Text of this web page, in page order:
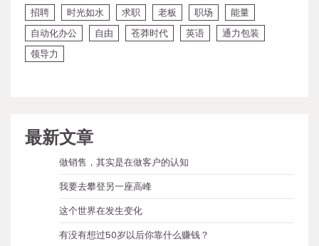
招聘
时光如水 求职 老板 职场
能量
自动化办公
自由 苍莽时代 英语
通力包装
领导力
最新文章
做销售，其实是在做客户的认知
我要去攀登另一座高峰
这个世界在发生变化
有没有想过50岁以后你靠什么赚钱？